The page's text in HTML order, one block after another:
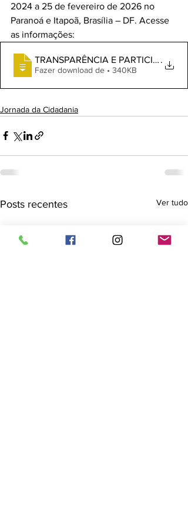
2024 a 25 de fevereiro de 2026 no
Paranoá e Itapoã, Brasília – DF. Acesse
as informações:
.
Fazer download de • 340KB
Jornada da Cidadania
Posts recentes Ver tudo